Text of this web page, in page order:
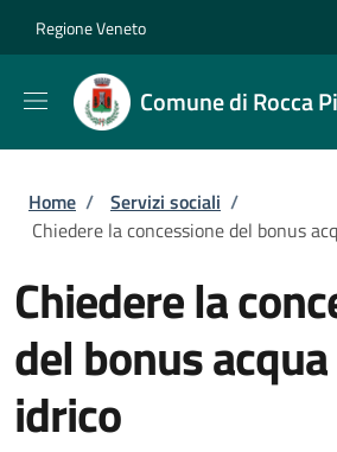
Regione Veneto
Comune di Rocca
Briciole di pane
Home / Servizi sociali /
Chiedere la concessione del bonus
Chiedere la
del bonus
idrico